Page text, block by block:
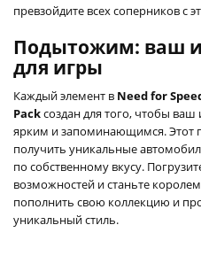
превзойдите всех соперников с
Подытожим: ваш
для игры
Каждый элемент в Need for
Packсоздан для того, чтобы
ярким и запоминающимся. Этот
получить уникальные
по собственному вкусу.
возможностей и станьте
пополнить свою коллекцию и
уникальный стиль.